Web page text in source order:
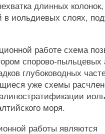
длинных
в иольдиевых слоях,
работе схема
спорово-пыльцевых
глубоководных
уже схемы
моря.
работы являются